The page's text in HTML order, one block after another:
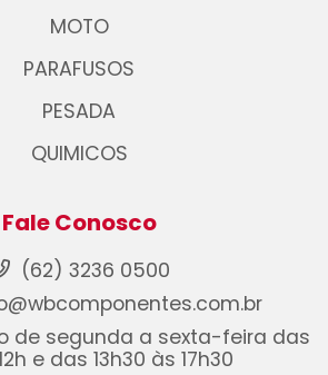
MOTO
PARAFUSOS
PESADA
QUIMICOS
Fale Conosco
(62) 3236 0500
de segunda a sexta-feira das
e das 13h30 às 17h30